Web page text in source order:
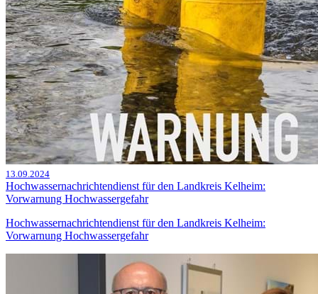
13.09.2024
Hochwassernachrichtendienst für den Landkreis Kelheim:
Vorwarnung Hochwassergefahr
Hochwassernachrichtendienst für den Landkreis Kelheim:
Vorwarnung Hochwassergefahr